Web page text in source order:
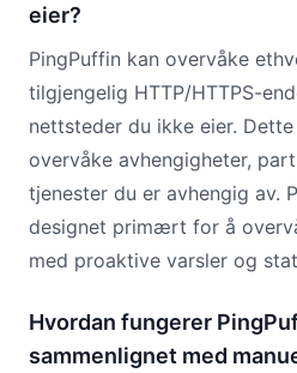
eier?
PingPuffin kan overvåke
tilgjengelig HTTP/HTTPS-
nettsteder du ikke eier.
overvåke avhengigheter,
tjenester du er avhengig av.
designet primært for å
med proaktive varsler og
Hvordan fungerer
sammenlignet med